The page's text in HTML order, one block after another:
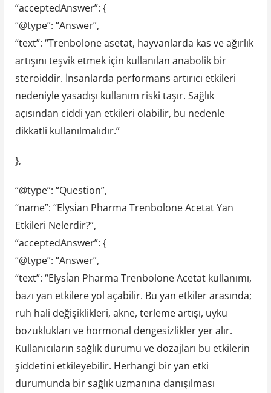
“acceptedAnswer”: {
“@type”: “Answer”,
“text”: “Trenbolone asetat, hayvanlarda kas ve ağırlık
artışını teşvik etmek için kullanılan anabolik bir
steroiddir. İnsanlarda performans artırıcı etkileri
nedeniyle yasadışı kullanım riski taşır. Sağlık
açısından ciddi yan etkileri olabilir, bu nedenle
dikkatli kullanılmalıdır.”
},
“@type”: “Question”,
“name”: “Elysi̇an Pharma Trenbolone Acetat Yan
Etkileri Nelerdir?”,
“acceptedAnswer”: {
“@type”: “Answer”,
“text”: “Elysi̇an Pharma Trenbolone Acetat kullanımı,
bazı yan etkilere yol açabilir. Bu yan etkiler arasında;
ruh hali değişiklikleri, akne, terleme artışı, uyku
bozuklukları ve hormonal dengesizlikler yer alır.
Kullanıcıların sağlık durumu ve dozajları bu etkilerin
şiddetini etkileyebilir. Herhangi bir yan etki
durumunda bir sağlık uzmanına danışılması